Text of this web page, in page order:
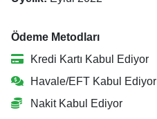
Ödeme Metodları
Kredi Kartı Kabul Ediyor
Havale/EFT Kabul Ediyor
Nakit Kabul Ediyor